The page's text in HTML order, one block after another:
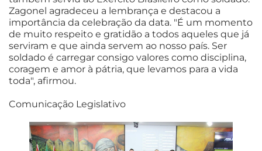
Zagonel agradeceu a lembrança e destacou a
importância da celebração da data. "É um momento
de muito respeito e gratidão a todos aqueles que já
serviram e que ainda servem ao nosso país. Ser
soldado é carregar consigo valores como disciplina,
coragem e amor à pátria, que levamos para a vida
toda", afirmou.
Comunicação Legislativo